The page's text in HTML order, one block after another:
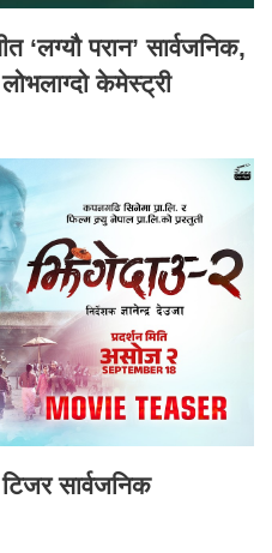
‘लग्यौ परान’ सार्वजनिक,
केमेस्ट्री
सार्वजनिक